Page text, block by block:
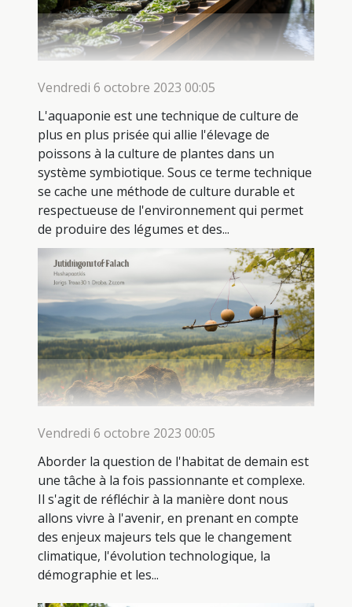
Vendredi 6 octobre 2023 00:05
L'aquaponie est une technique de culture de
plus en plus prisée qui allie l'élevage de
poissons à la culture de plantes dans un
système symbiotique. Sous ce terme technique
se cache une méthode de culture durable et
respectueuse de l'environnement qui permet
de produire des légumes et des...
Vendredi 6 octobre 2023 00:05
Aborder la question de l'habitat de demain est
une tâche à la fois passionnante et complexe.
Il s'agit de réfléchir à la manière dont nous
allons vivre à l'avenir, en prenant en compte
des enjeux majeurs tels que le changement
climatique, l'évolution technologique, la
démographie et les...